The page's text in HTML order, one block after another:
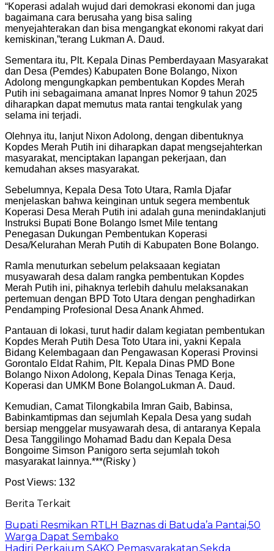
“Koperasi adalah wujud dari demokrasi ekonomi dan juga
bagaimana cara berusaha yang bisa saling
menyejahterakan dan bisa mengangkat ekonomi rakyat dari
kemiskinan,”terang Lukman A. Daud.
Sementara itu, Plt. Kepala Dinas Pemberdayaan Masyarakat
dan Desa (Pemdes) Kabupaten Bone Bolango, Nixon
Adolong mengungkapkan pembentukan Kopdes Merah
Putih ini sebagaimana amanat Inpres Nomor 9 tahun 2025
diharapkan dapat memutus mata rantai tengkulak yang
selama ini terjadi.
Olehnya itu, lanjut Nixon Adolong, dengan dibentuknya
Kopdes Merah Putih ini diharapkan dapat mengsejahterkan
masyarakat, menciptakan lapangan pekerjaan, dan
kemudahan akses masyarakat.
Sebelumnya, Kepala Desa Toto Utara, Ramla Djafar
menjelaskan bahwa keinginan untuk segera membentuk
Koperasi Desa Merah Putih ini adalah guna menindaklanjuti
Instruksi Bupati Bone Bolango Ismet Mile tentang
Penegasan Dukungan Pembentukan Koperasi
Desa/Kelurahan Merah Putih di Kabupaten Bone Bolango.
Ramla menuturkan sebelum pelaksaaan kegiatan
musyawarah desa dalam rangka pembentukan Kopdes
Merah Putih ini, pihaknya terlebih dahulu melaksanakan
pertemuan dengan BPD Toto Utara dengan penghadirkan
Pendamping Profesional Desa Anank Ahmed.
Pantauan di lokasi, turut hadir dalam kegiatan pembentukan
Kopdes Merah Putih Desa Toto Utara ini, yakni Kepala
Bidang Kelembagaan dan Pengawasan Koperasi Provinsi
Gorontalo Eldat Rahim, Plt. Kepala Dinas PMD Bone
Bolango Nixon Adolong, Kepala Dinas Tenaga Kerja,
Koperasi dan UMKM Bone BolangoLukman A. Daud.
Kemudian, Camat Tilongkabila Imran Gaib, Babinsa,
Babinkamtipmas dan sejumlah Kepala Desa yang sudah
bersiap menggelar musyawarah desa, di antaranya Kepala
Desa Tanggilingo Mohamad Badu dan Kepala Desa
Bongoime Simson Panigoro serta sejumlah tokoh
masyarakat lainnya.***(Risky )
Post Views: 132
Berita Terkait
Bupati Resmikan RTLH Baznas di Batuda’a Pantai,50
Warga Dapat Sembako
Hadiri Perkajum SAKO Pemasyarakatan,Sekda